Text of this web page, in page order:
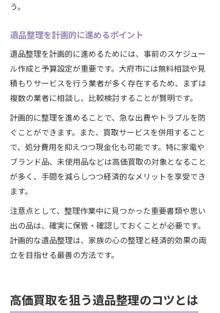
う。
遺品整理を計画的に進めるポイント
遺品整理を計画的に進めるためには、事前のスケジュー
ル作成と予算設定が重要です。大府市には無料相談や見
積もりサービスを行う業者が多く存在するため、まずは
複数の業者に相談し、比較検討することが賢明です。
計画的に整理を進めることで、急な出費やトラブルを防
ぐことができます。また、買取サービスを併用すること
で、処分費用を抑えつつ現金化も可能です。特に家電や
ブランド品、未使用品などは高価買取の対象となること
が多く、手間を減らしつつ経済的なメリットを享受でき
ます。
注意点として、整理作業中に見つかった重要書類や思い
出の品は、確実に保管・確認しておくことが必要です。
計画的な遺品整理は、家族の心の整理と経済的効果の両
立を目指せる最善の方法です。
高価買取を狙う遺品整理のコツとは